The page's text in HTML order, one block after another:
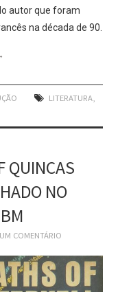
autor que foram
na década de 90.
LITERATURA,
QUINCAS
NO
COMENTÁRIO